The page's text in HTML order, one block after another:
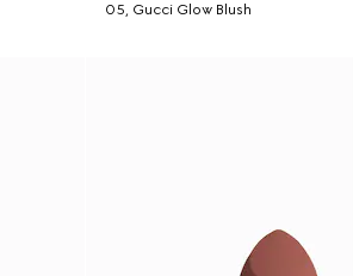
05, Gucci Glow Blush